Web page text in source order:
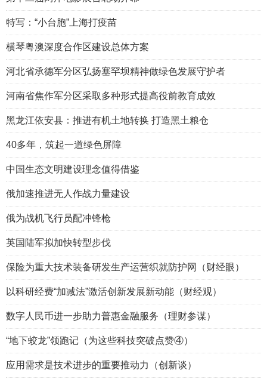
特写：“小台胞”上海打疫苗
横琴粤澳深度合作区建设总体方案
河北省承德军分区弘扬塞罕坝精神做绿色发展守护者
河南省焦作军分区采取多种形式提高役前教育成效
黑龙江依安县：推进有机土地转换 打造黑土粮仓
40多年，筑起一道绿色屏障
中国生态文明建设理念值得借鉴
俄加速推进无人作战力量建设
俄为战机飞行员配冲锋枪
英国陆军拟加快转型步伐
保险为重大技术装备研发生产运营织就防护网（财经眼）
以科研经费“加减法”激活创新发展新动能（财经观）
数字人民币进一步助力普惠金融服务（理财参谋）
“地下蛟龙”领跑记（为这些科技突破点赞④）
应用需求是技术进步的重要推动力（创新谈）